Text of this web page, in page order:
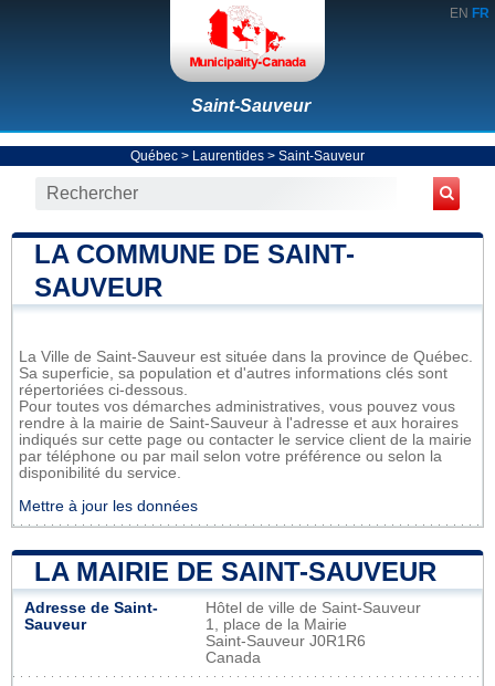
EN FR
Saint-Sauveur
Québec > Laurentides > Saint-Sauveur
LA COMMUNE DE SAINT-
SAUVEUR
La Ville de Saint-Sauveur est située dans la province de Québec.
Sa superficie, sa population et d'autres informations clés sont
répertoriées ci-dessous.
Pour toutes vos démarches administratives, vous pouvez vous
rendre à la mairie de Saint-Sauveur à l'adresse et aux horaires
indiqués sur cette page ou contacter le service client de la mairie
par téléphone ou par mail selon votre préférence ou selon la
disponibilité du service.
Mettre à jour les données
LA MAIRIE DE SAINT-SAUVEUR
Adresse de Saint-
Sauveur
Hôtel de ville de Saint-Sauveur
1, place de la Mairie
Saint-Sauveur J0R1R6
Canada